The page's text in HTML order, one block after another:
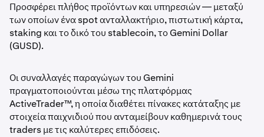
Προσφέρει πλήθος προϊόντων και υπηρεσιών — μεταξύ
των οποίων ένα spot ανταλλακτήριο, πιστωτική κάρτα,
staking και το δικό του stablecoin, το Gemini Dollar
(GUSD).
Οι συναλλαγές παραγώγων του Gemini
πραγματοποιούνται μέσω της πλατφόρμας
ActiveTrader™, η οποία διαθέτει πίνακες κατάταξης με
στοιχεία παιχνιδιού που ανταμείβουν καθημερινά τους
traders με τις καλύτερες επιδόσεις.